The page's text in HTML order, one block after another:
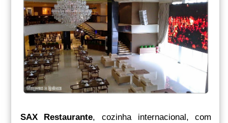
SAX Restaurante, cozinha internacional, com